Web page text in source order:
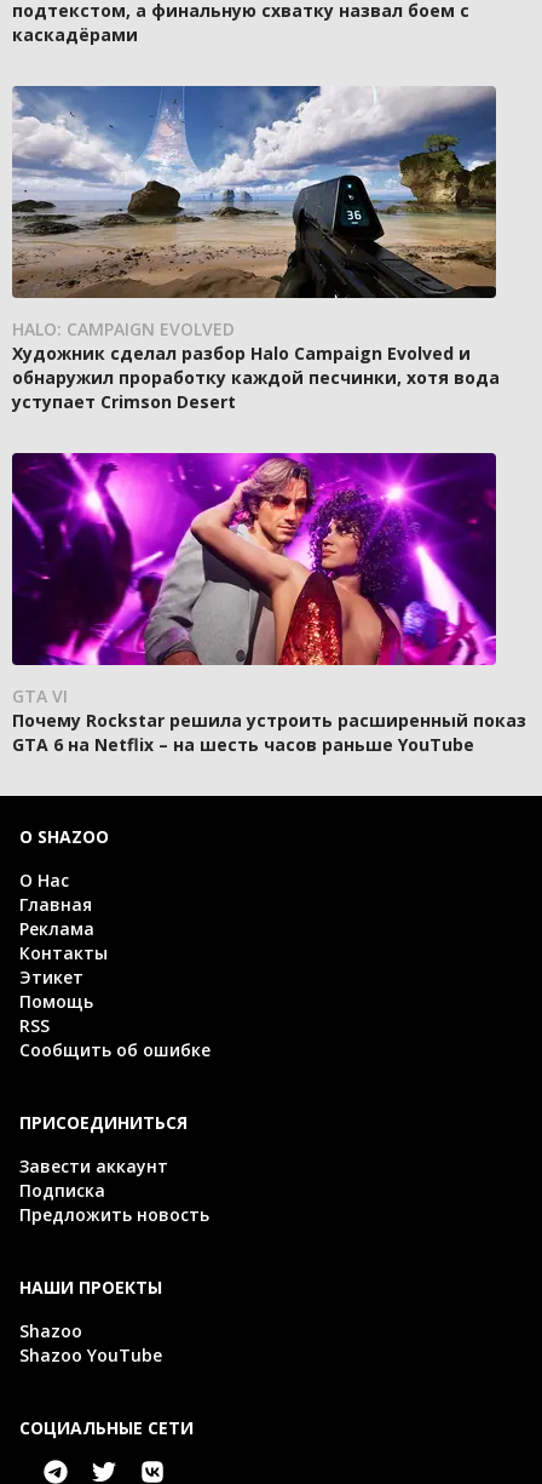
подтекстом, а финальную схватку назвал боем с
каскадёрами
HALO: CAMPAIGN EVOLVED
Художник сделал разбор Halo Campaign Evolved и
обнаружил проработку каждой песчинки, хотя вода
уступает Crimson Desert
GTA VI
Почему Rockstar решила устроить расширенный показ
GTA 6 на Netflix – на шесть часов раньше YouTube
О SHAZOO
О Нас
Главная
Реклама
Контакты
Этикет
Помощь
RSS
Сообщить об ошибке
ПРИСОЕДИНИТЬСЯ
Завести аккаунт
Подписка
Предложить новость
НАШИ ПРОЕКТЫ
Shazoo
Shazoo YouTube
СОЦИАЛЬНЫЕ СЕТИ